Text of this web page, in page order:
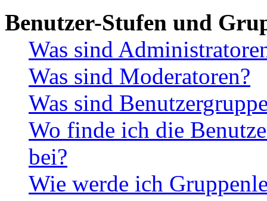
Benutzer-Stufen und
Was sind
Was sind Moderatoren?
Was sind
Wo finde ich die
bei?
Wie werde ich